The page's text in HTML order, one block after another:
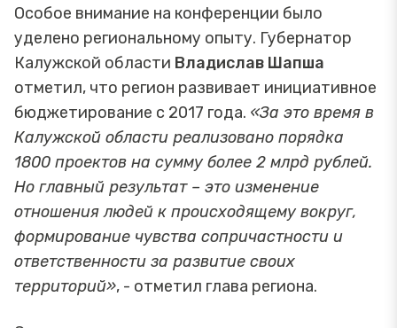
Особое внимание на конференции было
уделено региональному опыту. Губернатор
Калужской области Владислав Шапша
отметил, что регион развивает инициативное
бюджетирование с 2017 года. «За это время в
Калужской области реализовано порядка
1800 проектов на сумму более 2 млрд рублей.
Но главный результат – это изменение
отношения людей к происходящему вокруг,
формирование чувства сопричастности и
ответственности за развитие своих
территорий», - отметил глава региона.